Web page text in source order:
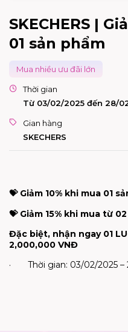
SKECHERS |
01 sản phẩm
Mua nhiều ưu đãi lớn
Thời gian
Từ 03/02/2025 đến 28/
Gian hàng
SKECHERS
💝Giảm 10% khi mua 01
💝Giảm 15% khi mua từ
Đặc biệt, nhận ngay 01
2,000,000 VNĐ
·
Thời gian: 03/02/2025